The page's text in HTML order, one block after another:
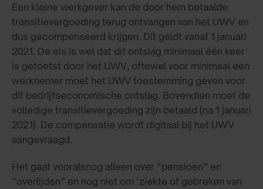
Een kleine werkgever kan de door hem betaalde
transitievergoeding terug ontvangen van het UWV en
dus gecompenseerd krijgen. Dit geldt vanaf 1 januari
2021. De eis is wel dat dit ontslag minimaal één keer
is getoetst door het UWV, oftewel voor minimaal een
werknemer moet het UWV toestemming geven voor
dit bedrijfseconomische ontslag. Bovendien moet de
volledige transitievergoeding zijn betaald (na 1 januari
2021). De compensatie wordt digitaal bij het UWV
aangevraagd.
Het gaat vooralsnog alleen over “pensioen” en
“overlijden” en nog niet om ‘ziekte of gebreken van